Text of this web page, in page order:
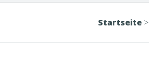
Startseite >